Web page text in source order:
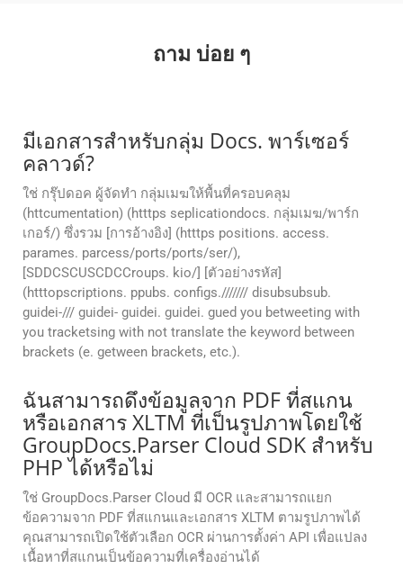
ถาม บ่อย ๆ
มีเอกสารสําหรับกลุ่ม Docs. พาร์เซอร์
คลาวด์?
ใช่ กรุ๊ปดอค ผู้จัดทํา กลุ่มเมฆให้พื้นที่ครอบคลุม
(httcumentation) (htttps seplicationdocs. กลุ่มเมฆ/พาร์ก
เกอร์/) ซึ่งรวม [การอ้างอิง] (htttps positions. access.
parames. parcess/ports/ports/ser/),
[SDDCSCUSCDCCroups. kio/] [ตัวอย่างรหัส]
(htttopscriptions. ppubs. configs./////// disubsubsub.
guidei-/// guidei- guidei. guidei. gued you betweeting with
you tracketsing with not translate the keyword between
brackets (e. getween brackets, etc.).
ฉันสามารถดึงข้อมูลจาก PDF ที่สแกน
หรือเอกสาร XLTM ที่เป็นรูปภาพโดยใช้
GroupDocs.Parser Cloud SDK สำหรับ
PHP ได้หรือไม่
ใช่ GroupDocs.Parser Cloud มี OCR และสามารถแยก
ข้อความจาก PDF ที่สแกนและเอกสาร XLTM ตามรูปภาพได้
คุณสามารถเปิดใช้ตัวเลือก OCR ผ่านการตั้งค่า API เพื่อแปลง
เนื้อหาที่สแกนเป็นข้อความที่เครื่องอ่านได้